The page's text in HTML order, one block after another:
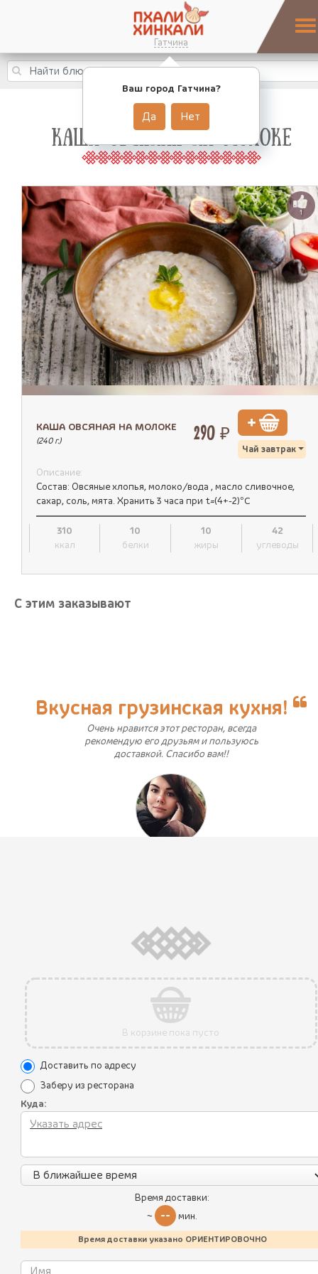
Гатчина
Ваш город Гатчина?
Да Нет
Все блюда
Пикник по-грузински
Летнее меню
Пхали
КАША ОВСЯНАЯ НА МОЛОКЕ
1
КАША ОВСЯНАЯ НА МОЛОКЕ
(240 г.) 290 ₽
Чай завтрак
Описание:
Состав: Овсяные хлопья, молоко/вода , масло сливочное,
сахар, соль, мята. Хранить 3 часа при t=(4+-2)°C
310
ккал
10
белки
10
жиры
42
углеводы
С этим заказывают
Вкусная грузинская кухня!
Очень нравится этот ресторан, всегда
рекомендую его друзьям и пользуюсь
доставкой. Спасибо вам!!
В корзине пока пусто
Доставить по адресу
Заберу из ресторана
Куда:
Время доставки:
~ -- мин.
Время доставки указано ОРИЕНТИРОВОЧНО
Акции
Уникальные преимущества
Политика конфиденциальности
Калорийность блюд